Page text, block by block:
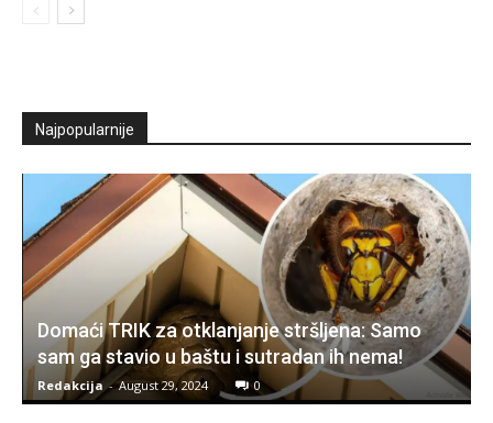
Najpopularnije
Domaći TRIK za otklanjanje stršljena: Samo
sam ga stavio u baštu i sutradan ih nema!
Redakcija - August 29, 2024 0